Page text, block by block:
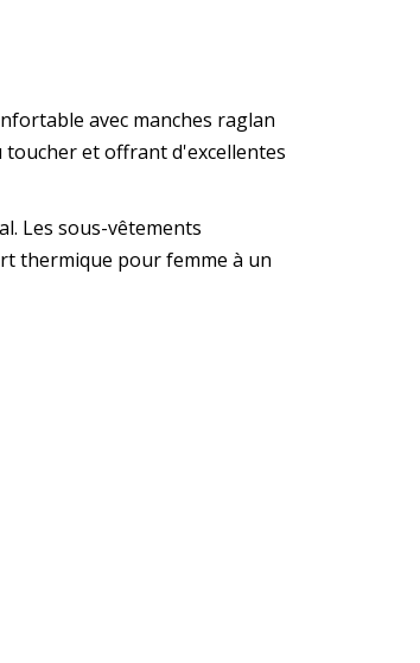
avec manches raglan
et offrant d'excellentes
Les sous-vêtements
thermique pour femme à un